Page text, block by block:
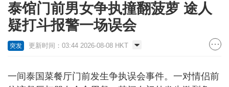
泰馆门前男女争执撞翻菠萝 途人
疑打斗报警一场误会
突发 更新时间：03:44 2026-08-08 HKT
一间泰国菜餐厅门前发生争执误会事件。一对情侣前